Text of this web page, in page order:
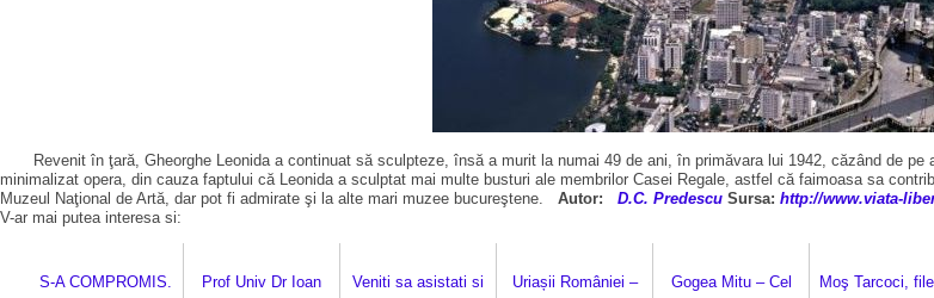
Revenit în ţară, Gheorghe Leonida a continuat să sculpteze, însă a murit la numai 49 de ani, în primăvara lui 1942, căzând de
minimalizat opera, din cauza faptului că Leonida a sculptat mai multe busturi ale membrilor Casei Regale, astfel că faimoasa sa
Muzeul Naţional de Artă, dar pot fi admirate şi la alte mari muzee bucureştene. Autor: D.C. Predescu Sursa: http://www.viata-
V-ar mai putea interesa si:
S-A COMPROMIS.
Prof Univ Dr Ioan
Veniti sa asistati si
Uriașii României –
Gogea Mitu – Cel
Moş Tarcoci,